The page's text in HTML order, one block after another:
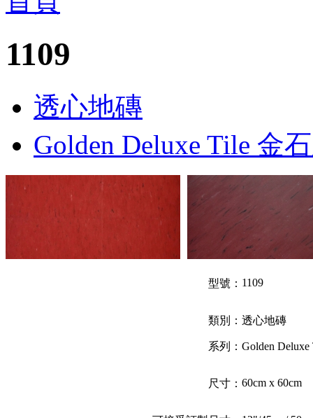
1109
透心地磚
Golden Deluxe Tile 金
型號： 1109
類別：
系列：
透心地磚
Golden
尺寸： 60cm x 60cm